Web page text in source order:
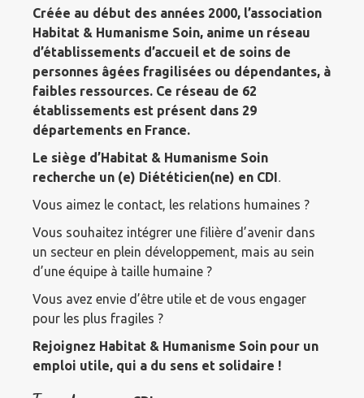
Créée au début des années 2000, l’association
Habitat & Humanisme Soin, anime un réseau
d’établissements d’accueil et de soins de
personnes âgées fragilisées ou dépendantes, à
faibles ressources. Ce réseau de 62
établissements est présent dans 29
départements en France.
Le siège d’Habitat & Humanisme Soin
recherche un (e) Diététicien(ne) en CDI.
Vous aimez le contact, les relations humaines ?
Vous souhaitez intégrer une filière d’avenir dans
un secteur en plein développement, mais au sein
d’une équipe à taille humaine ?
Vous avez envie d’être utile et de vous engager
pour les plus fragiles ?
Rejoignez Habitat & Humanisme Soin pour un
emploi utile, qui a du sens et solidaire !